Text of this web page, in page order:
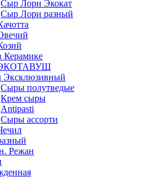
Сыр Лори Экокат
Сыр Лори разный
Керамике
Сыры полутведые
Крем сыры
Antipasti
Сыры ассорти
Режан